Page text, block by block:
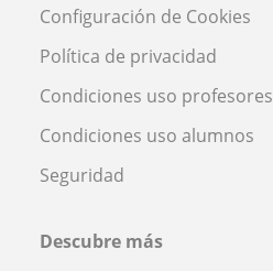
Configuración de Cookies
Política de privacidad
Condiciones uso profesores
Condiciones uso alumnos
Seguridad
Descubre más